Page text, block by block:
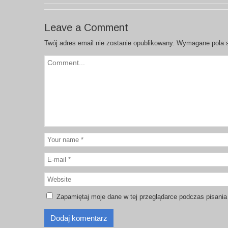
Leave a Comment
Twój adres email nie zostanie opublikowany. Wymagane pola
Zapamiętaj moje dane w tej przeglądarce podczas